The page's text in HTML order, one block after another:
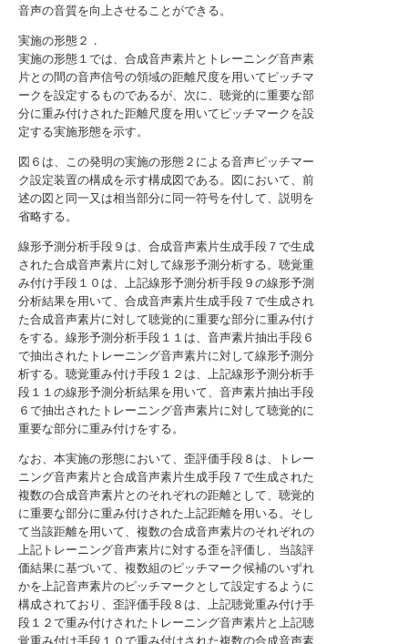
音声の音質を向上させることができる。
実施の形態２．
実施の形態１では、合成音声素片とトレーニング音声素
片との間の音声信号の領域の距離尺度を用いてピッチマ
ークを設定するものであるが、次に、聴覚的に重要な部
分に重み付けされた距離尺度を用いてピッチマークを設
定する実施形態を示す。
図６は、この発明の実施の形態２による音声ピッチマー
ク設定装置の構成を示す構成図である。図において、前
述の図と同一又は相当部分に同一符号を付して、説明を
省略する。
線形予測分析手段９は、合成音声素片生成手段７で生成
された合成音声素片に対して線形予測分析する。聴覚重
み付け手段１０は、上記線形予測分析手段９の線形予測
分析結果を用いて、合成音声素片生成手段７で生成され
た合成音声素片に対して聴覚的に重要な部分に重み付け
をする。線形予測分析手段１１は、音声素片抽出手段６
で抽出されたトレーニング音声素片に対して線形予測分
析する。聴覚重み付け手段１２は、上記線形予測分析手
段１１の線形予測分析結果を用いて、音声素片抽出手段
６で抽出されたトレーニング音声素片に対して聴覚的に
重要な部分に重み付けをする。
なお、本実施の形態において、歪評価手段８は、トレー
ニング音声素片と合成音声素片生成手段７で生成された
複数の合成音声素片とのそれぞれの距離として、聴覚的
に重要な部分に重み付けされた上記距離を用いる。そし
て当該距離を用いて、複数の合成音声素片のそれぞれの
上記トレーニング音声素片に対する歪を評価し、当該評
価結果に基づいて、複数組のピッチマーク候補のいずれ
かを上記音声素片のピッチマークとして設定するように
構成されており、歪評価手段８は、上記聴覚重み付け手
段１２で重み付けされたトレーニング音声素片と上記聴
覚重み付け手段１０で重み付けされた複数の合成音声素